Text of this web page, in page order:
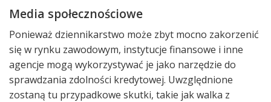
Media społecznościowe
Ponieważ dziennikarstwo może zbyt mocno zakorzenić
się w rynku zawodowym, instytucje finansowe i inne
agencje mogą wykorzystywać je jako narzędzie do
sprawdzania zdolności kredytowej. Uwzględnione
zostaną tu przypadkowe skutki, takie jak walka z